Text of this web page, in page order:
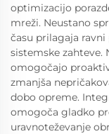
optimizacijo
mreži. Neustano
času prilagaja
sistemske zahteve.
omogočajo
zmanjša
dobo opreme.
omogoča gladko
uravnoteževanje